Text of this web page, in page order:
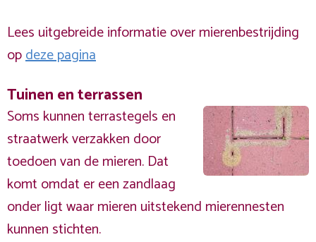
Lees uitgebreide informatie over mierenbestrijding
opdeze pagina
Tuinen en terrassen
Soms kunnen terrastegels en
straatwerk verzakken door
toedoen van de mieren. Dat
komt omdat er een zandlaag
onder ligt waar mieren uitstekend mierennesten
kunnen stichten.